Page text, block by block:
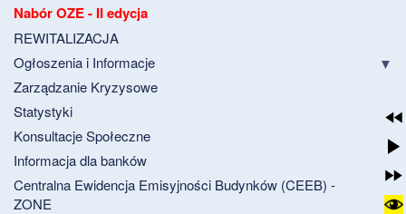
Nabór OZE - II edycja
REWITALIZACJA
Ogłoszenia i Informacje
Zarządzanie Kryzysowe
Statystyki
Konsultacje Społeczne
Informacja dla banków
Centralna Ewidencja Emisyjności Budynków (CEEB) -
ZONE